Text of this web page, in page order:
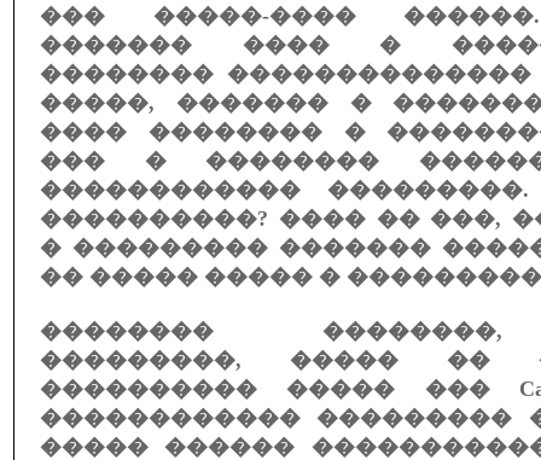
��� �����-����
������� ���� �
��������
�����, ������� �
���� �������� �
��� � ��������
������������
����������? ���� �� ���,
� ��������� �������
�� ����� ����� �
��������
���������, ����� ��
���������� ����� ���
������������ ���������
����� ������